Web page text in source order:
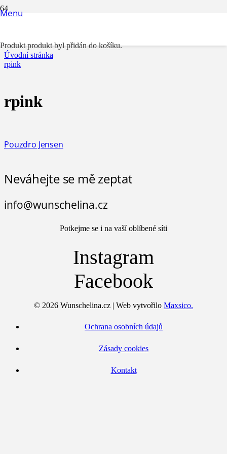
Menu
Produktprodukt byl přidán do košíku.
Úvodní stránka
rpink
rpink
Pouzdro Jensen
Neváhejte se mě zeptat
info@wunschelina.cz
Potkejme se i na vaší oblíbené síti
Instagram
Facebook
© 2026 Wunschelina.cz | Web vytvořilo Maxsico.
Ochrana osobních údajů
Zásady cookies
Kontakt